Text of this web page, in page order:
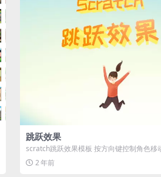
跳跃效果
scratch跳跃效果模板 按方向键控制角色移
示
2 年前